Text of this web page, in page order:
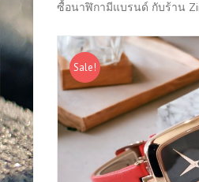
ซื้อนาฬิกามีแบรนด์ กับร้าน
Sale!